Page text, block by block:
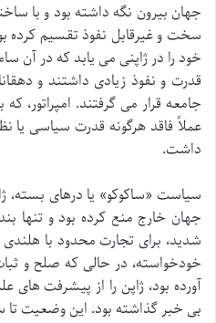
جهان بیرون نگه داشته بود و با
سخت و غیرقابل نفوذ تقسیم کرده
خود را در ژاپنی می یابد که در آن
قدرت و نفوذ زیادی داشتند و
جامعه قرار می گرفتند. امپراتور،
عملاً فاقد هرگونه قدرت سیاسی یا
داشت.
سیاست «ساکوکو» یا درهای بسته،
جهان خارج منع کرده بود و تنها
شدید، برای تجارت محدود با هلندی
خودخواسته، در حالی که صلح و
آورده بود، ژاپن را از پیشرفت
بی خبر گذاشته بود. این وضعیت تا سال ۱۸۵۳ ادامه